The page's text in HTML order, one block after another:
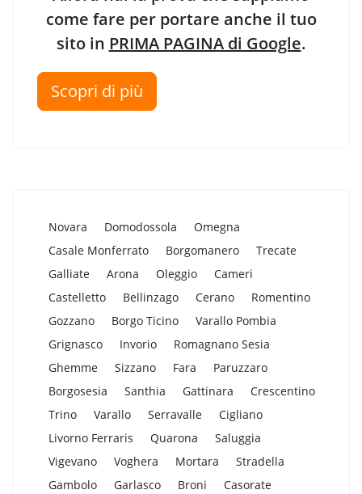
come fare per portare anche il tuo
sito in PRIMA PAGINA di Google.
Scopri di più
Novara Domodossola
Omegna
Casale Monferrato
Borgomanero
Trecate
Galliate
Arona Oleggio
Cameri
Castelletto
Bellinzago Cerano
Romentino
Gozzano
Borgo Ticino
Varallo Pombia
Grignasco
Invorio
Romagnano Sesia
Ghemme
Sizzano Fara
Paruzzaro
Borgosesia
Santhia Gattinara
Crescentino
Trino
Varallo Serravalle
Cigliano
Livorno Ferraris
Quarona
Saluggia
Vigevano
Voghera Mortara
Stradella
Gambolo
Garlasco Broni
Casorate